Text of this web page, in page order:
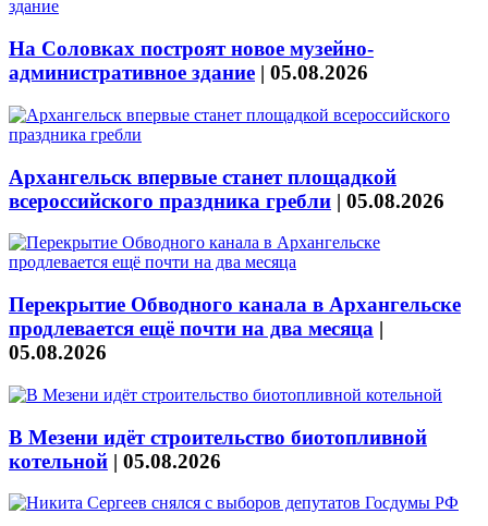
На Соловках построят новое музейно-
административное здание | 05.08.2026
Архангельск впервые станет площадкой
всероссийского праздника гребли | 05.08.2026
Перекрытие Обводного канала в Архангельске
продлевается ещё почти на два месяца |
05.08.2026
В Мезени идёт строительство биотопливной
котельной | 05.08.2026